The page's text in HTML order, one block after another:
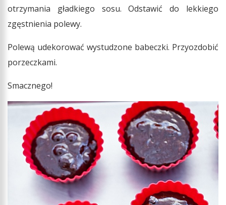
otrzymania gładkiego sosu. Odstawić do lekkiego
zgęstnienia polewy.
Polewą udekorować wystudzone babeczki. Przyozdobić
porzeczkami.
Smacznego!